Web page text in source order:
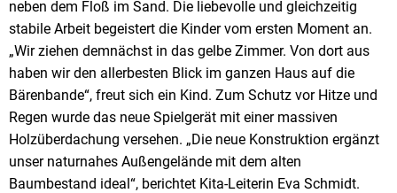
neben dem Floß im Sand. Die liebevolle und gleichzeitig
stabile Arbeit begeistert die Kinder vom ersten Moment an.
„Wir ziehen demnächst in das gelbe Zimmer. Von dort aus
haben wir den allerbesten Blick im ganzen Haus auf die
Bärenbande“, freut sich ein Kind. Zum Schutz vor Hitze und
Regen wurde das neue Spielgerät mit einer massiven
Holzüberdachung versehen. „Die neue Konstruktion ergänzt
unser naturnahes Außengelände mit dem alten
Baumbestand ideal“, berichtet Kita-Leiterin Eva Schmidt.